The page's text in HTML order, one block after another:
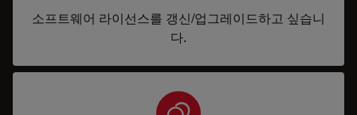
소프트웨어 라이선스를 갱신/업그레이드하고 싶습니
다.